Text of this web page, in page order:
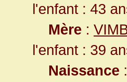
l'enfant : 43
Mère :
l'enfant : 39
Naissance :